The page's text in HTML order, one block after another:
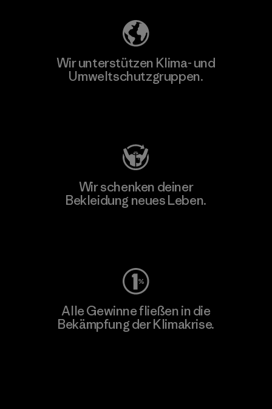
Wir unterstützen Klima- und
Umweltschutzgruppen.
Wir schenken deiner
Bekleidung neues Leben.
Alle Gewinne fließen in die
Bekämpfung der Klimakrise.